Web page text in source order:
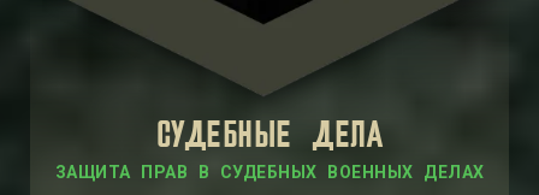
СУДЕБНЫЕ ДЕЛА
ЗАЩИТА ПРАВ В СУДЕБНЫХ ВОЕННЫХ ДЕЛАХ